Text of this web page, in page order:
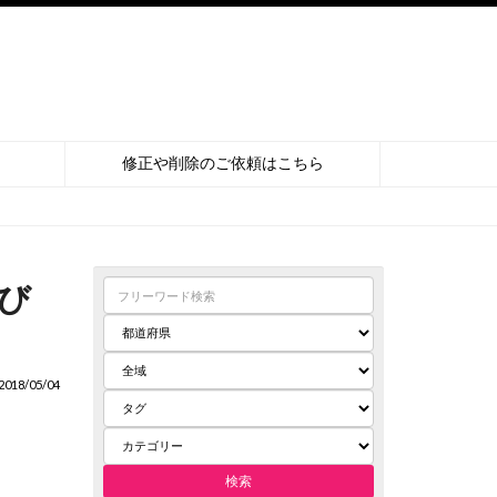
修正や削除のご依頼はこちら
05/04